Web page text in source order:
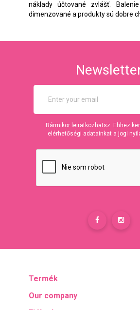
náklady účtované zvlášť.
dimenzované a produkty sú dobre
Bármikor leiratkozhatsz. Ehhez
elérhetőségi adatainkat a jogi
Termék
Our company